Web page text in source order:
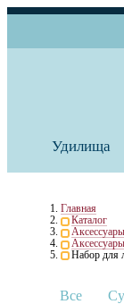
Удилища
Главная
Каталог
Набор для
Все